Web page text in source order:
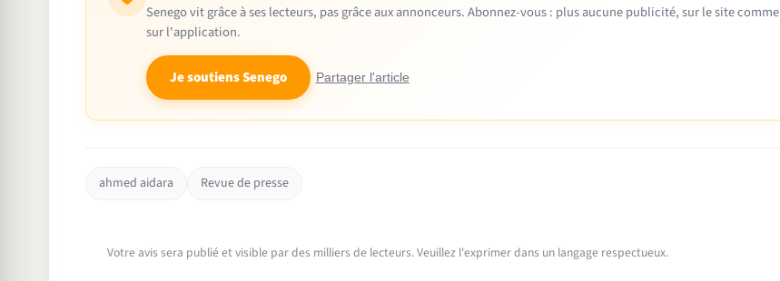
Senego vit grâce à ses lecteurs, pas grâce aux annonceurs. Abonnez-vous : plus aucune publicité, sur le site comme
sur l'application.
Je soutiens Senego Partager l'article
ahmed aidara Revue de presse
Votre avis sera publié et visible par des milliers de lecteurs. Veuillez l'exprimer dans un langage respectueux.